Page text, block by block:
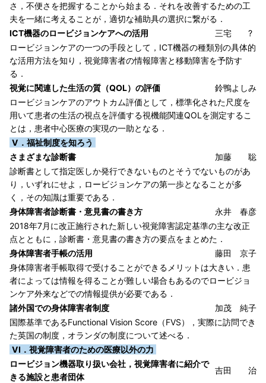
さ，不便さを把握することから始まる．それを改善するための工
夫を一緒に考えることが，適切な補助具の選択に繋がる．
ICT機器のロービジョンケアへの活用
三宅 ?
ロービジョンケアの一つの手段として，ICT機器の種類別の具体的
な活用方法を知り，視覚障害者の情報障害と移動障害を予防す
る．
視覚に関連した生活の質（QOL）の評価
鈴鴨よしみ
ロービジョンケアのアウトカム評価として，標準化された尺度を
用いて患者の生活の視点を評価する視機能関連QOLを測定するこ
とは，患者中心医療の実現の一助となる．
V．福祉制度を知ろう
さまざまな診断書
加藤 聡
診断書として指定医しか発行できないものとそうでないものがあ
り，いずれにせよ，ロービジョンケアの第一歩となることが多
く，その知識は重要である．
身体障害者診断書・意見書の書き方
永井 春彦
2018年7月に改正施行された新しい視覚障害認定基準の主な改正
点とともに，診断書・意見書の書き方の要点をまとめた．
身体障害者手帳の活用
藤田 京子
身体障害者手帳取得で受けることができるメリットは大きい．患
者によっては情報を得ることが難しい場合もあるのでロービジョ
ンケア外来などでの情報提供が必要である．
諸外国での身体障害者制度
加茂 純子
国際基準であるFunctional Vision Score（FVS），実際に訪問でき
た英国の制度，オランダの制度について述べる．
VI．視覚障害者のための医療以外の力
ロービジョン機器取り扱い会社，視覚障害者に紹介で
きる施設と患者団体
吉田 治